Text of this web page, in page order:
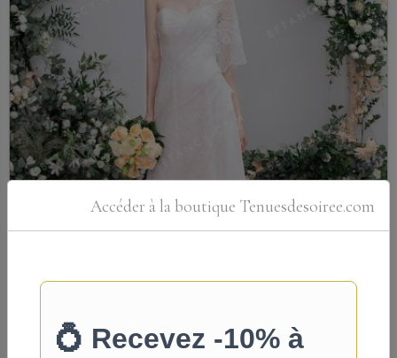
Robe de mariée Betancy – Ligne A en tulle
Silhouette ligne A en tulle ivoire : corsage plissé avec col V flatteur, coupe
sans manches pour une...
Accéder à la boutique Tenuesdesoiree.com